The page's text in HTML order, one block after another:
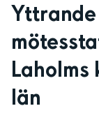
Laholms
län